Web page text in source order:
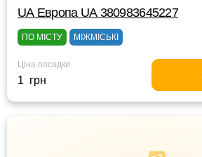
UА Европа UА 380983645227
ПО МІСТУ МІЖМІСЬКІ
Ціна посадки
1 грн